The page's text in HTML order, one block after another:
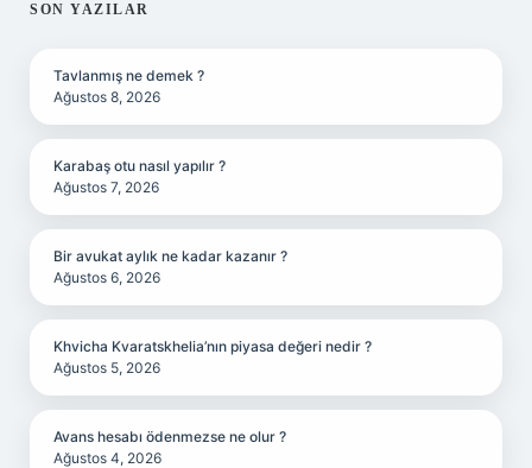
SIDEBAR
SON YAZILAR
Tavlanmış ne demek ?
Ağustos 8, 2026
Karabaş otu nasıl yapılır ?
Ağustos 7, 2026
Bir avukat aylık ne kadar kazanır ?
Ağustos 6, 2026
Khvicha Kvaratskhelia’nın piyasa değeri nedir ?
Ağustos 5, 2026
Avans hesabı ödenmezse ne olur ?
Ağustos 4, 2026